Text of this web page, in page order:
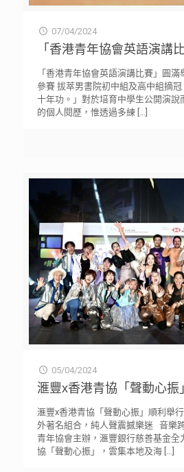
07/04/2024
「香港青年協會英語演講
「香港青年協會英語演講比賽」圓滿
參賽 拔萃男書院初中組及高中組摘
十年功。」對於培育中學生公開演說
的個人閱歷，惟透過多練[…]
05/04/2024
滙豐x香港青協「聲動心振
滙豐x香港青協「聲動心振」順利舉
外著名組合，純人聲震撼樂迷 音樂
青年協會主辦，滙豐銀行慈善基金全
協「聲動心振」，雲集本地及海[…]